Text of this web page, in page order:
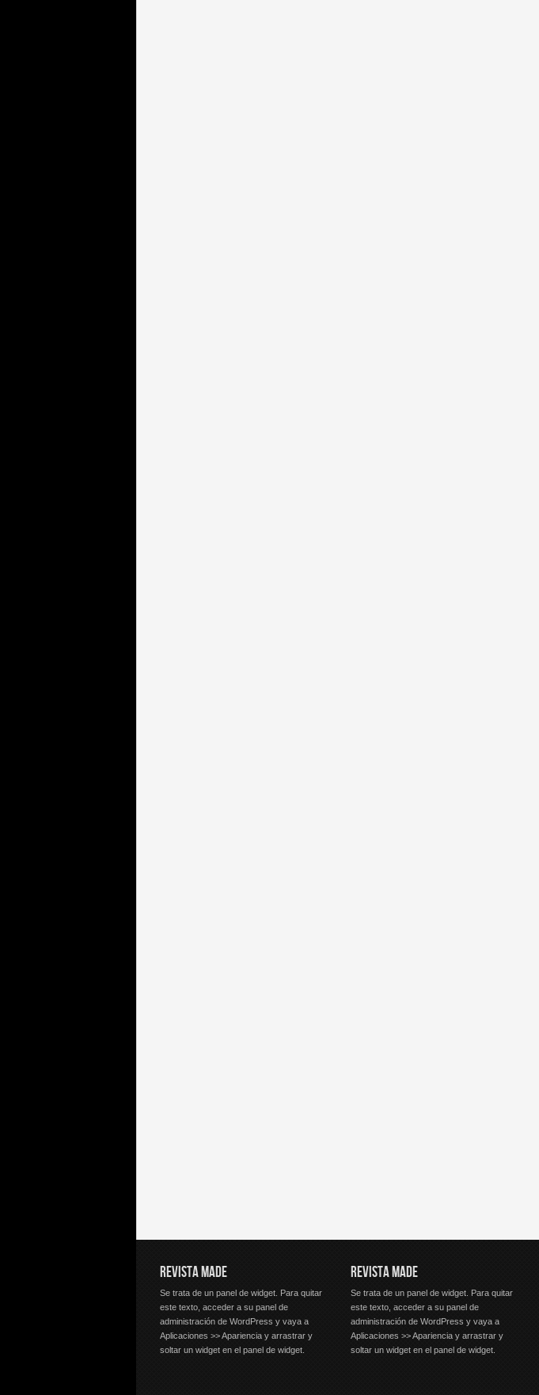
REVISTA MADE
Se trata de un panel de widget. Para quitar
este texto, acceder a su panel de
administración de WordPress y vaya a
Aplicaciones >> Apariencia y arrastrar y
soltar un widget en el panel de widget.
REVISTA MADE
Se trata de un panel de widget. Para quitar
este texto, acceder a su panel de
administración de WordPress y vaya a
Aplicaciones >> Apariencia y arrastrar y
soltar un widget en el panel de widget.